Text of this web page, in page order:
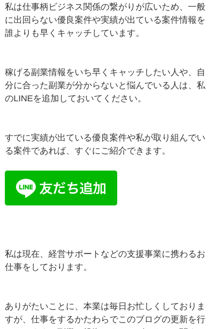
私は仕事柄ビジネス関係の繋がりが広いため、一般
に出回らない優良案件や実績が出ている案件情報を
誰よりも早くキャッチしています。
稼げる副業情報をいち早くキャッチしたい人や、自
分に合った副業が分からないと悩んでいる人は、私
のLINEを追加しておいてください。
すでに実績が出ている優良案件や私が取り組んでい
る案件であれば、すぐにご紹介できます。
私は現在、経営サポートなどの支援事業に携わるお
仕事をしております。
ありがたいことに、本業は毎日お忙しくしておりま
すが、仕事をするかたわらでこのブログの更新を行